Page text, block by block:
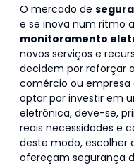
O mercado de
e se inova num ritmo
monitoramento
novos serviços e
decidem por reforçar
comércio ou empresa
optar por investir em
eletrônica, deve-se,
reais necessidades e
deste modo, escolher
ofereçam segurança